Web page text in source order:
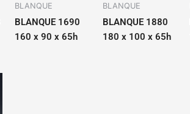
BLANQUE
BLANQUE 1690
160 x 90 x 65h
BLANQUE
BLANQUE 1880
180 x 100 x 65h